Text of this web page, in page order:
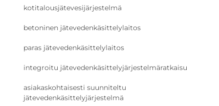
kotitalousjätevesijärjestelmä
betoninen jätevedenkäsittelylaitos
paras jätevedenkäsittelylaitos
integroitu jätevedenkäsittelyjärjestelmäratkaisu
asiakaskohtaisesti suunniteltu
jätevedenkäsittelyjärjestelmä